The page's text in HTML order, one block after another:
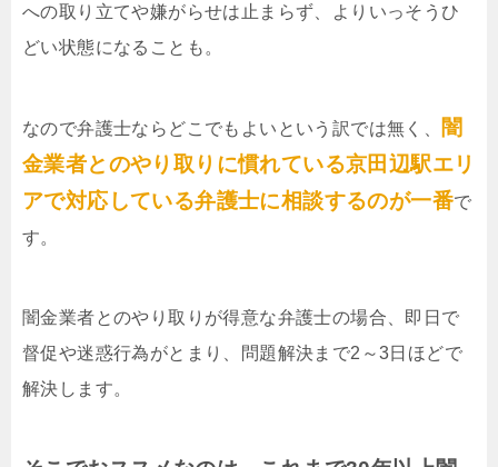
への取り立てや嫌がらせは止まらず、よりいっそうひ
どい状態になることも。
なので弁護士ならどこでもよいという訳では無く、
闇
金業者とのやり取りに慣れている京田辺駅エリ
アで対応している弁護士に相談するのが一番で
す。
闇金業者とのやり取りが得意な弁護士の場合、即日で
督促や迷惑行為がとまり、問題解決まで2～3日ほどで
解決します。